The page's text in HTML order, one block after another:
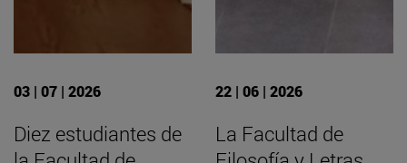
03 | 07 | 2026
Diez estudiantes de
22 | 06 | 2026
La Facultad de